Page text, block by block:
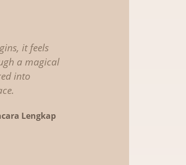
it feels
a magical
into
Lengkap